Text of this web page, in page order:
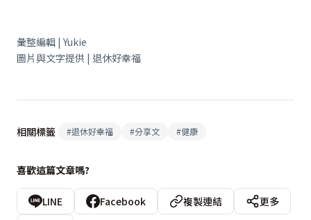
彙整編輯 | Yukie
圖片與文字提供 | 退休好幸福
相關標籤 #退休好幸福 #分享文 #健康
喜歡這篇文章嗎?
LINE Facebook 複製連結
更多